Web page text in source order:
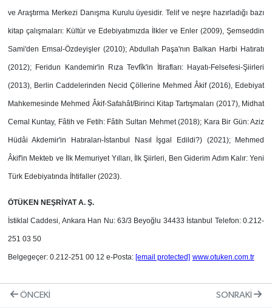
ve Araştırma Merkezi Danışma Kurulu üyesidir. Telif ve neşre hazırladığı bazı
kitap çalışmaları: Kültür ve Edebiyatımızda İlkler ve Enler (2009), Şemseddin
Sami'den Emsal-Özdeyişler (2010); Abdullah Paşa'nın Balkan Harbi Hatıratı
(2012); Feridun Kandemir'in Rıza Tevfîk'in İtirafları: Hayatı-Felsefesi-Şiirleri
(2013), Berlin Caddelerinden Necid Çöllerine Mehmed Âkif (2016), Edebiyat
Mahkemesinde Mehmed Âkif-Safahât/Birinci Kitap Tartışmaları (2017), Midhat
Cemal Kuntay, Fâtih ve Fetih: Fâtih Sultan Mehmet (2018); Kara Bir Gün: Aziz
Hüdâi Akdemir'in Hatıraları-İstanbul Nasıl İşgal Edildi?) (2021); Mehmed
Âkif'in Mekteb ve İlk Memuriyet Yılları, İlk Şiirleri, Ben Giderim Adım Kalır: Yeni
Türk Edebiyatında İhtifaller (2023).
ÖTÜKEN NEŞRİYAT A. Ş.
İstiklal Caddesi, Ankara Han Nu: 63/3 Beyoğlu 34433 İstanbul Telefon: 0.212-
251 03 50
Belgegeçer: 0.212-251 00 12 e-Posta: [email protected] www.otuken.com.tr
ÖNCEKI SONRAKI